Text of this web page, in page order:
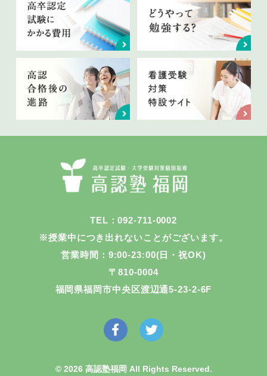
TEL：092-711-0002
※授業中につき出れないことがございます。
営業時間：9:00-23:00(日・祝OK)
〒810-0004
福岡県福岡市中央区渡辺通5-23-2-6F
© 2026 高認塾福岡 All Rights Reserved.